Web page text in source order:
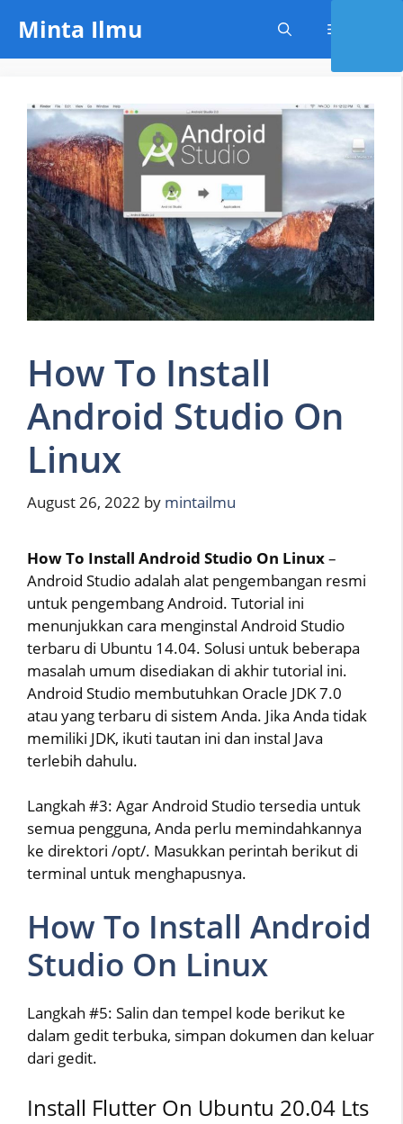
content
Minta Ilmu
How To Install
Android Studio On
Linux
August 26, 2022 by mintailmu
How To Install Android Studio On Linux–
Android Studio adalah alat pengembangan resmi
untuk pengembang Android. Tutorial ini
menunjukkan cara menginstal Android Studio
terbaru di Ubuntu 14.04. Solusi untuk beberapa
masalah umum disediakan di akhir tutorial ini.
Android Studio membutuhkan Oracle JDK 7.0
atau yang terbaru di sistem Anda. Jika Anda tidak
memiliki JDK, ikuti tautan ini dan instal Java
terlebih dahulu.
Langkah #3: Agar Android Studio tersedia untuk
semua pengguna, Anda perlu memindahkannya
ke direktori /opt/. Masukkan perintah berikut di
terminal untuk menghapusnya.
How To Install Android
Studio On Linux
Langkah #5: Salin dan tempel kode berikut ke
dalam gedit terbuka, simpan dokumen dan keluar
dari gedit.
Install Flutter On Ubuntu 20.04 Lts